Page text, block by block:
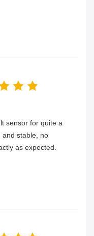
sensor for quite a
and stable, no
as expected.